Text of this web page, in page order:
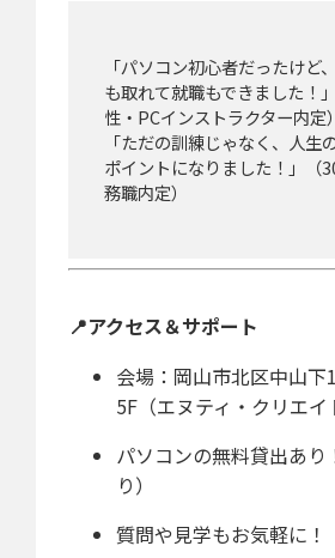
「パソコン初心者だったけど
も取れて就職もできました！
性・PCインストラクター内定）
「ただの訓練じゃなく、人生
ポイントになりました！」（
務職内定）
📍アクセス＆サポート
会場：岡山市北区中山下
5F（エヌティ・クリエイ
パソコンの無料貸出あ
り）
質問や見学もお気軽に！